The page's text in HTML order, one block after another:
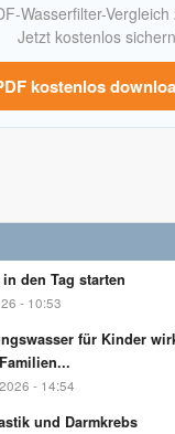
Wasserfilter-Vergleich
Jetzt kostenlos
kostenlos
den Tag starten
- 10:53
für Kinder
- 14:54
und Darmkrebs